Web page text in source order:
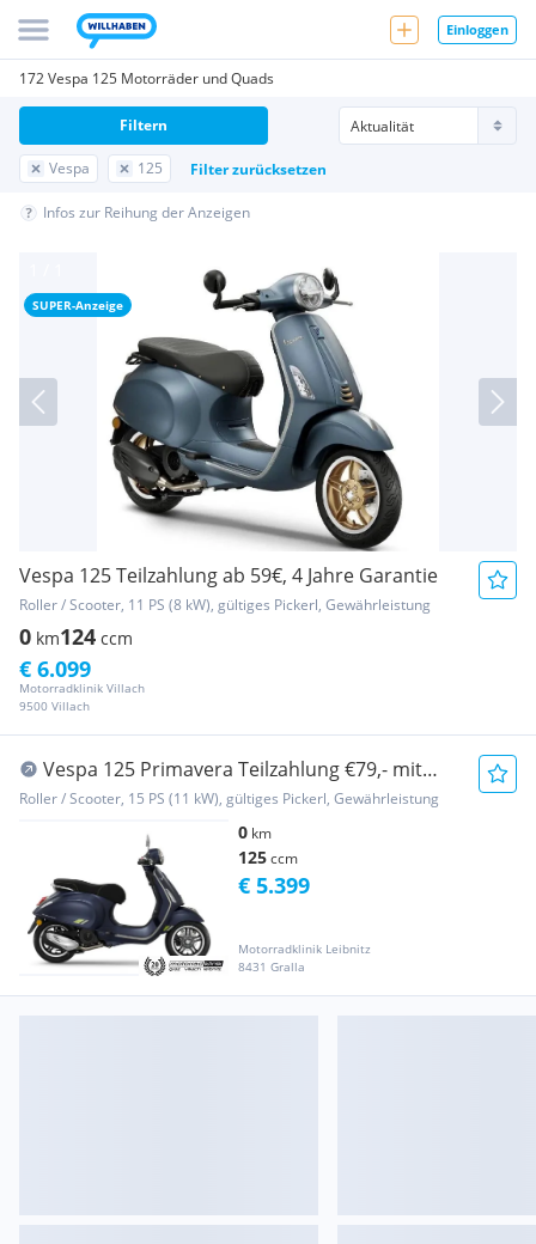
Einloggen
172 Vespa 125 Motorräder und Quads
Vespa 125 Filter zurücksetzen
Filtern
Infos zur Reihung der Anzeigen
SUPER-Anzeige
Vespa 125 Teilzahlung ab 59€, 4 Jahre Garantie
Roller / Scooter, 11 PS (8 kW), gültiges Pickerl, Gewährleistung
0 km124 ccm
Motorradklinik Villach
9500 Villach
€ 6.099
Vespa 125 Primavera Teilzahlung €79,- mit
Garantie, M...
Roller / Scooter, 15 PS (11 kW), gültiges Pickerl, Gewährleistung
0 km
125ccm
Motorradklinik Leibnitz
8431 Gralla
€ 5.399